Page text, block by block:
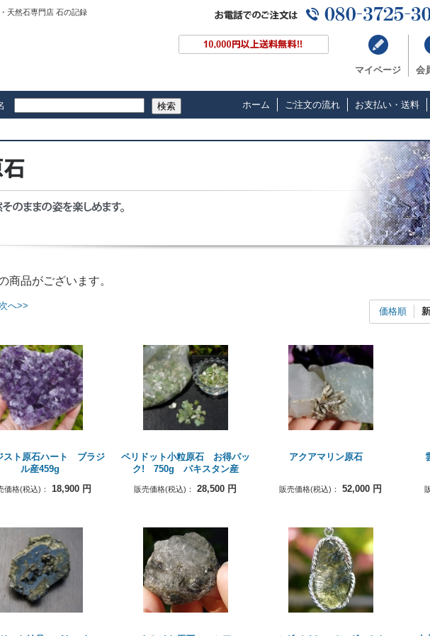
天然石専門店 石の記録
マイページ 会
検索 ホーム ご注文の流れ お支払い・送料
商品がございます。
価格順
へ>>
スト原石ハート ブラジ
ル産459g
価格(税込)： 18,900 円
ペリドット小粒原石 お得パッ
ク! 750g パキスタン産
販売価格(税込)： 28,500 円
アクアマリン原石
販売価格(税込)： 52,000 円